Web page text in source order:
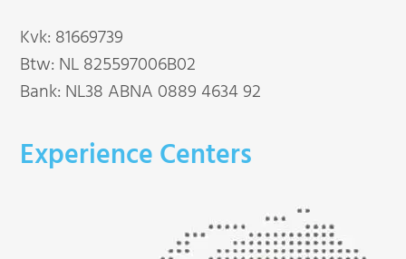
Kvk: 81669739
Btw: NL 825597006B02
Bank: NL38 ABNA 0889 4634 92
Experience Centers